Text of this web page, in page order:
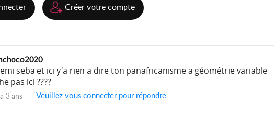
Créer votre compte
seba et ici y'a rien a dire ton panafricanisme a géométrie variable
pas ici ????
a 3 ans Veuillez vous connecter pour répondre